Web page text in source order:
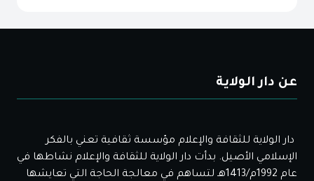
عن دار الولاية
دار الولاية للثقافة والإعلام مؤسسة ثقافية تعني بالفكر
الإسلامي الأصيل. بدأت دار الولاية للثقافة والإعلام نشاطها في
عام 1992م/1413هـ لتساهم في معالجة الحاجة التي تعايشها